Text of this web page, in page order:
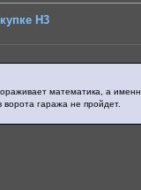
Н3
математика, а
гаража не пройдет.